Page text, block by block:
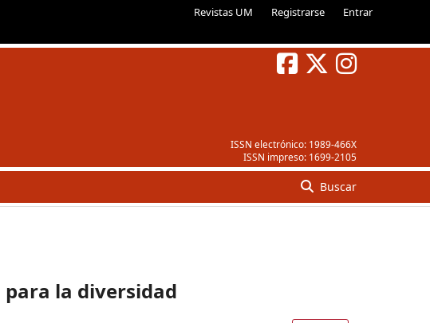
Revistas UM Registrarse Entrar
ISSN electrónico: 1989-466X
ISSN impreso: 1699-2105
Buscar
la diversidad